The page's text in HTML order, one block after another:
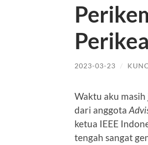
2023-03-23 /
Waktu aku masih
dari anggota
ketua IEEE
tengah sangat